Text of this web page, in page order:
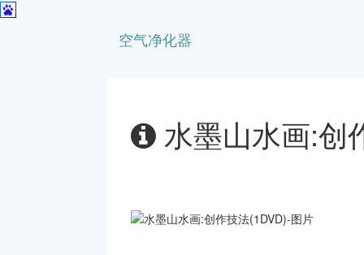
空气净化器
水墨山水画:创